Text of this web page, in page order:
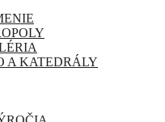
A KATEDRÁLY